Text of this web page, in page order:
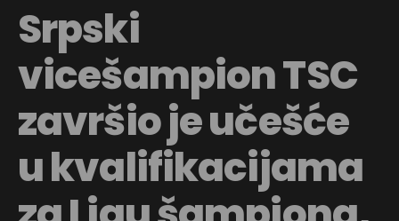
Srpski
vicešampion TSC
završio je učešće
u kvalifikacijama